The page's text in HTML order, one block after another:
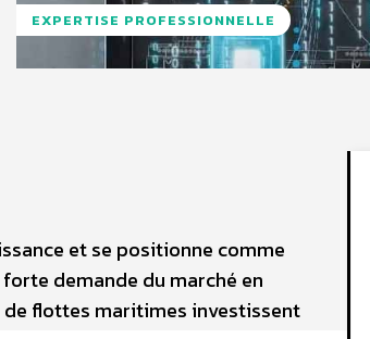
EXPERTISE PROFESSIONNELLE
et se positionne comme
demande du marché en
flottes maritimes investissent